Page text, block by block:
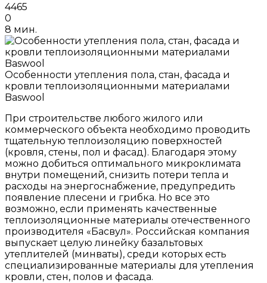
4465
0
8 мин.
Особенности утепления пола, стан, фасада и
кровли теплоизоляционными материалами
Baswool
При строительстве любого жилого или
коммерческого объекта необходимо проводить
тщательную теплоизоляцию поверхностей
(кровля, стены, пол и фасад). Благодаря этому
можно добиться оптимального микроклимата
внутри помещений, снизить потери тепла и
расходы на энергоснабжение, предупредить
появление плесени и грибка. Но все это
возможно, если применять качественные
теплоизоляционные материалы отечественного
производителя «Басвул». Российская компания
выпускает целую линейку базальтовых
утеплителей (минваты), среди которых есть
специализированные материалы для утепления
кровли, стен, полов и фасада.